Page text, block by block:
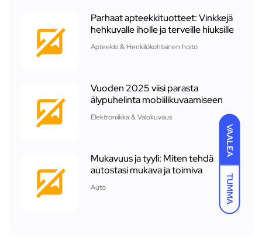
VAALEA
TUMMA
Parhaat apteekkituotteet: Vinkkejä
hehkuvalle iholle ja terveille hiuksille
Apteekki & Henkilökohtainen hoito
Vuoden 2025 viisi parasta
älypuhelinta mobiilikuvaamiseen
Elektroniikka & Valokuvaus
Mukavuus ja tyyli: Miten tehdä
autostasi mukava ja toimiva
Auto